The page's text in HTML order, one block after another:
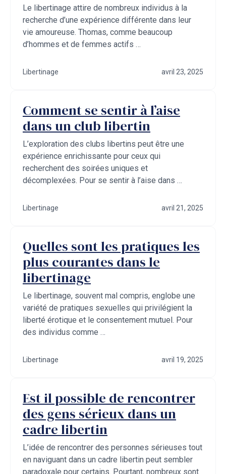
Le libertinage attire de nombreux individus à la
recherche d’une expérience différente dans leur
vie amoureuse. Thomas, comme beaucoup
d’hommes et de femmes actifs …
Libertinage avril 23, 2025
Comment se sentir à l’aise
dans un club libertin
L’exploration des clubs libertins peut être une
expérience enrichissante pour ceux qui
recherchent des soirées uniques et
décomplexées. Pour se sentir à l’aise dans …
Libertinage avril 21, 2025
Quelles sont les pratiques les
plus courantes dans le
libertinage
Le libertinage, souvent mal compris, englobe une
variété de pratiques sexuelles qui privilégient la
liberté érotique et le consentement mutuel. Pour
des individus comme …
Libertinage avril 19, 2025
Est il possible de rencontrer
des gens sérieux dans un
cadre libertin
L’idée de rencontrer des personnes sérieuses tout
en naviguant dans un cadre libertin peut sembler
paradoxale pour certains. Pourtant, nombreux sont